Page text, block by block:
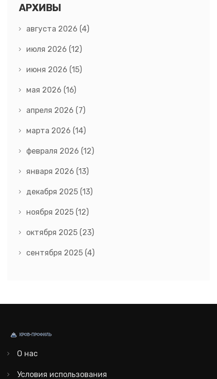
АРХИВЫ
августа 2026 (4)
июля 2026 (12)
июня 2026 (15)
мая 2026 (16)
апреля 2026 (7)
марта 2026 (14)
февраля 2026 (12)
января 2026 (13)
декабря 2025 (13)
ноября 2025 (12)
октября 2025 (23)
сентября 2025 (4)
О нас
Условия использования